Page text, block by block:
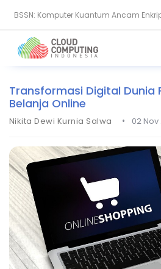
BSSN: Komputer Kuantum Ancam
Serangan Siber Terkoordinasi
Transformasi Digital Dunia
Belanja Online
Nikita Dewi Kurnia Salwa • 02 Nov